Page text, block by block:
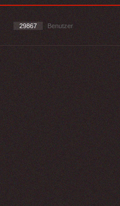
29867 Benutzer